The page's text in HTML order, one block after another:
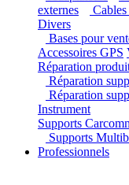
Adaptateurs
externes
Divers
Bases pour
Accessoires GPS
Réparation
Réparation
Réparation
Instrument
Supports
Supports